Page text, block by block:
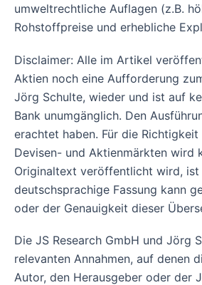
umweltrechtliche Auflagen (z.B.
Rohstoffpreise und erhebliche
Disclaimer: Alle im Artikel
Aktien noch eine Aufforderung
Jörg Schulte, wieder und ist auf
Bank unumgänglich. Den
erachtet haben. Für die
Devisen- und Aktienmärkten wird
Originaltext veröffentlicht wird,
deutschsprachige Fassung kann
oder der Genauigkeit dieser
Die JS Research GmbH und Jörg
relevanten Annahmen, auf denen
Autor, den Herausgeber oder der